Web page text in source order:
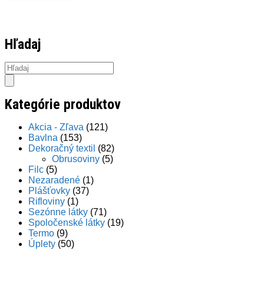
Hľadaj
Products
search
Kategórie produktov
Akcia - Zľava (121)
Bavlna (153)
Dekoračný textil (82)
Obrusoviny (5)
Filc (5)
Nezaradené (1)
Plášťovky (37)
Rifloviny (1)
Sezónne látky (71)
Spoločenské látky (19)
Termo (9)
Úplety (50)